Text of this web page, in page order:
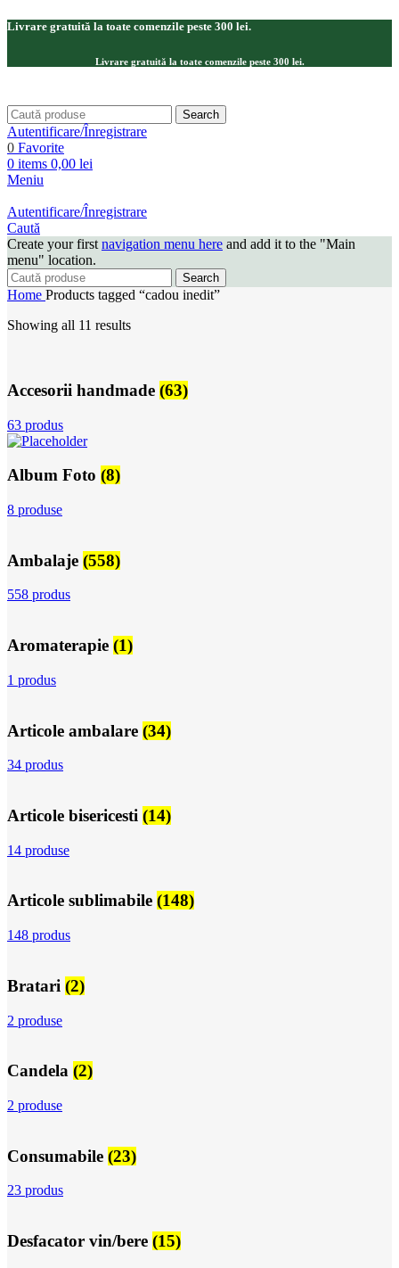
Livrare gratuită la toate comenzile peste 300 lei.
Livrare gratuită la toate comenzile peste 300 lei.
Search
Autentificare/Înregistrare
0 Favorite
0 items 0,00 lei
Meniu
Autentificare/Înregistrare
Caută
Create your first navigation menu here and add it to the "Main
menu" location.
Search
Home Products tagged “cadou inedit”
Showing all 11 results
Accesorii handmade (63)
63 produs
Album Foto (8)
8 produse
Ambalaje (558)
558 produs
Aromaterapie (1)
1 produs
Articole ambalare (34)
34 produs
Articole bisericesti (14)
14 produse
Articole sublimabile (148)
148 produs
Bratari (2)
2 produse
Candela (2)
2 produse
Consumabile (23)
23 produs
Desfacator vin/bere (15)